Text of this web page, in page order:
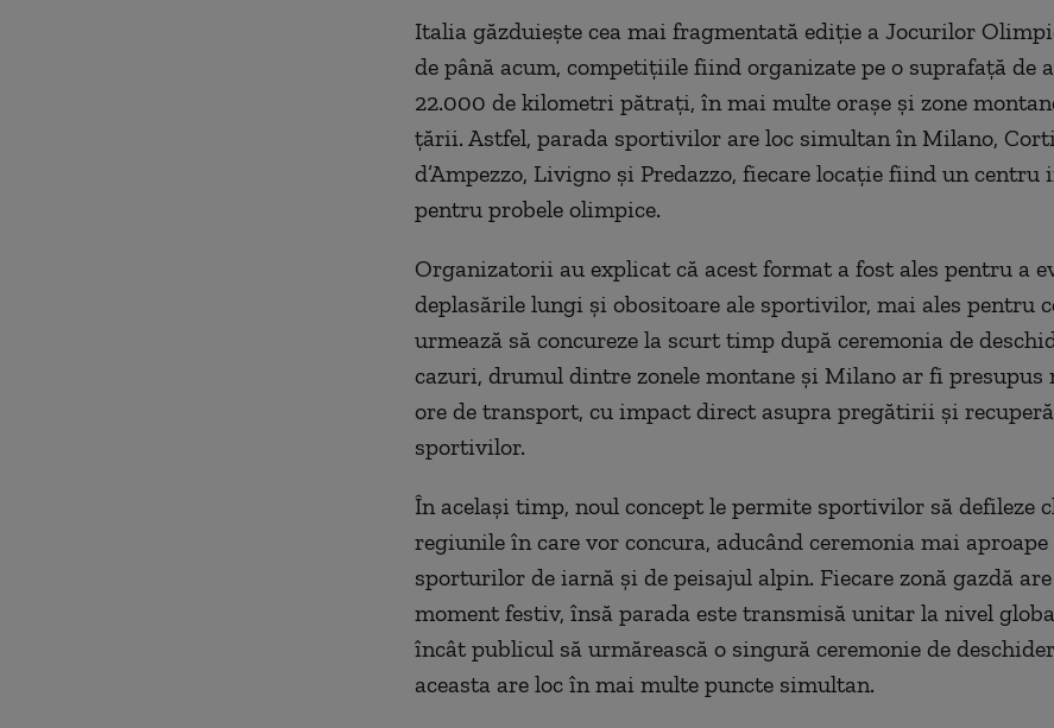
Italia găzduiește cea mai fragmentată ediție a Jocurilor
de până acum, competițiile fiind organizate pe o suprafață de
22.000 de kilometri pătrați, în mai multe orașe și zone
țării. Astfel, parada sportivilor are loc simultan în Milano,
d’Ampezzo, Livigno și Predazzo, fiecare locație fiind un
pentru probele olimpice.
Organizatorii au explicat că acest format a fost ales pentru a
deplasările lungi și obositoare ale sportivilor, mai ales pentru
urmează să concureze la scurt timp după ceremonia de
cazuri, drumul dintre zonele montane și Milano ar fi presupus
ore de transport, cu impact direct asupra pregătirii și
sportivilor.
În același timp, noul concept le permite sportivilor să defileze
regiunile în care vor concura, aducând ceremonia mai aproape
sporturilor de iarnă și de peisajul alpin. Fiecare zonă gazdă
moment festiv, însă parada este transmisă unitar la nivel
încât publicul să urmărească o singură ceremonie de
aceasta are loc în mai multe puncte simultan.